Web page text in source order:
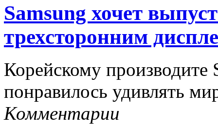
Samsung хочет
трехсторонним
Корейскому производите
понравилось удивлять
Комментарии